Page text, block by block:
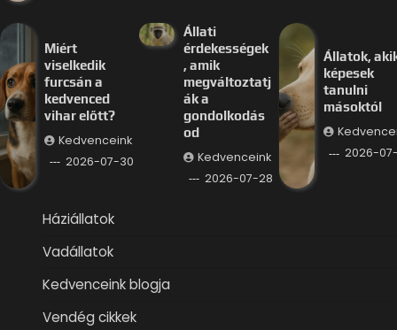
Miért
viselkedik
furcsán a
kedvenced
vihar előtt?
Kedvenceink
2026-07-30
Állati
érdekességek
, amik
megváltoztatj
ák a
gondolkodás
od
Kedvenceink
2026-07-28
Állatok,
képesek
tanulni
másoktól
2026-
Háziállatok
Vadállatok
Kedvenceink blogja
Vendég cikkek